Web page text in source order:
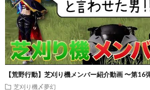
【荒野行動】芝刈り機メンバー紹介動画 〜第16
芝刈り機〆夢幻